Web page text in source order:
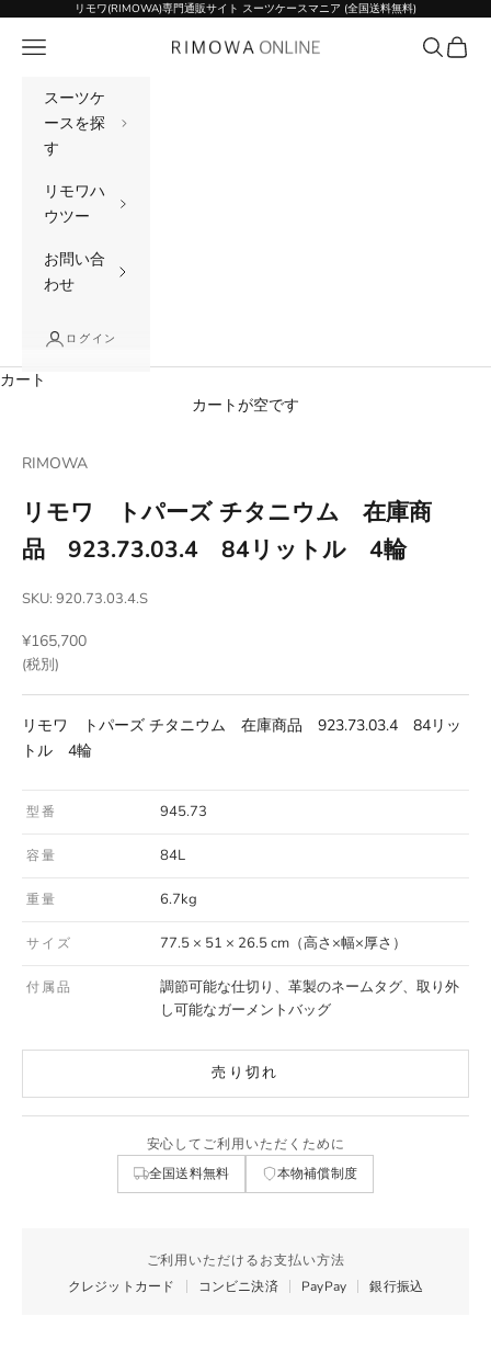
コンテンツへスキップリモワ(RIMOWA)専門通販サイト スーツケースマニア (全国送料無料)
リモワ(RIMOWA)専門通販サイト スーツケー
メニュー 検索カート
スーツケ
ースを探
す
リモワハ
ウツー
お問い合
わせ
ログイン
カート
カートが空です
RIMOWA
リモワ トパーズ チタニウム 在庫商
品 923.73.03.4 84リットル 4輪
SKU: 920.73.03.4.S
セール価格
¥165,700
(税別)
リモワ トパーズ チタニウム 在庫商品 923.73.03.4 84リッ
トル 4輪
型番 945.73
容量 84L
重量 6.7kg
サイズ 77.5 × 51 × 26.5 cm（高さ×幅×厚さ）
付属品
調節可能な仕切り、革製のネームタグ、取り外
し可能なガーメントバッグ
売り切れ
安心してご利用いただくために
全国送料無料 本物補償制度
ご利用いただけるお支払い方法
クレジットカード
コンビニ決済 PayPay 銀行振込